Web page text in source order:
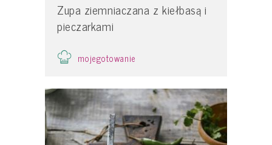
Zupa ziemniaczana z kiełbasą i
pieczarkami
mojegotowanie